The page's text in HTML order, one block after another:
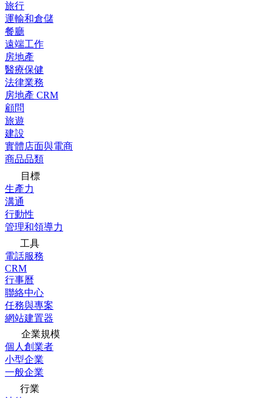
旅行
運輸和倉儲
餐廳
遠端工作
房地產
醫療保健
法律業務
房地產 CRM
顧問
旅遊
建設
實體店面與電商
商品品類
目標
生產力
溝通
行動性
管理和領導力
工具
電話服務
CRM
行事曆
聯絡中心
任務與專案
網站建置器
企業規模
個人創業者
小型企業
一般企業
行業